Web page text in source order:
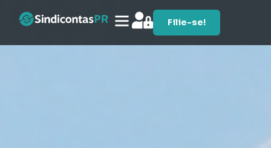
Filie-se!